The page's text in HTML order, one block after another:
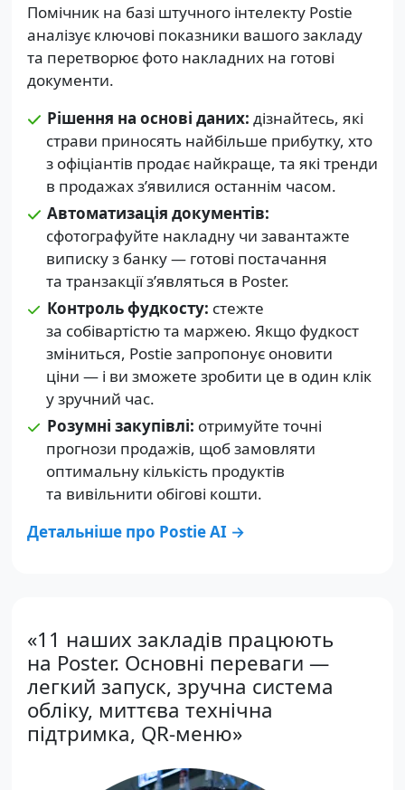
Помічник на базі штучного інтелекту Postie
аналізує ключові показники вашого закладу
та перетворює фото накладних на готові
документи.
Рішення на основі даних: дізнайтесь, які
страви приносять найбільше прибутку, хто
з офіціантів продає найкраще, та які тренди
в продажах зʼявилися останнім часом.
Автоматизація документів:
сфотографуйте накладну чи завантажте
виписку з банку — готові постачання
та транзакції зʼявляться в Poster.
Контроль фудкосту: стежте
за собівартістю та маржею. Якщо фудкост
зміниться, Postie запропонує оновити
ціни — і ви зможете зробити це в один клік
у зручний час.
Розумні закупівлі: отримуйте точні
прогнози продажів, щоб замовляти
оптимальну кількість продуктів
та вивільнити обігові кошти.
Детальніше про Postie AI →
«11 наших закладів працюють
на Poster. Основні переваги —
легкий запуск, зручна система
обліку, миттєва технічна
підтримка, QR-меню»